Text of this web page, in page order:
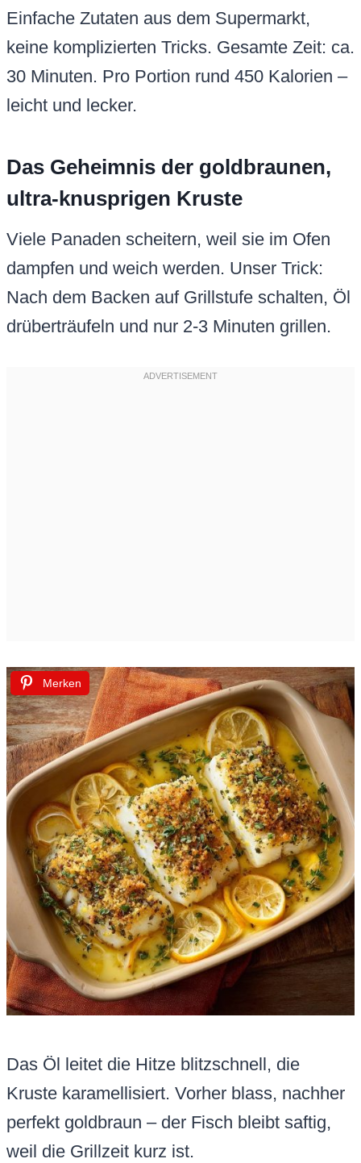
Einfache Zutaten aus dem Supermarkt,
keine komplizierten Tricks. Gesamte Zeit: ca.
30 Minuten. Pro Portion rund 450 Kalorien –
leicht und lecker.
Das Geheimnis der goldbraunen,
ultra-knusprigen Kruste
Viele Panaden scheitern, weil sie im Ofen
dampfen und weich werden. Unser Trick:
Nach dem Backen auf Grillstufe schalten, Öl
drüberträufeln und nur 2-3 Minuten grillen.
Merken
Das Öl leitet die Hitze blitzschnell, die
Kruste karamellisiert. Vorher blass, nachher
perfekt goldbraun – der Fisch bleibt saftig,
weil die Grillzeit kurz ist.